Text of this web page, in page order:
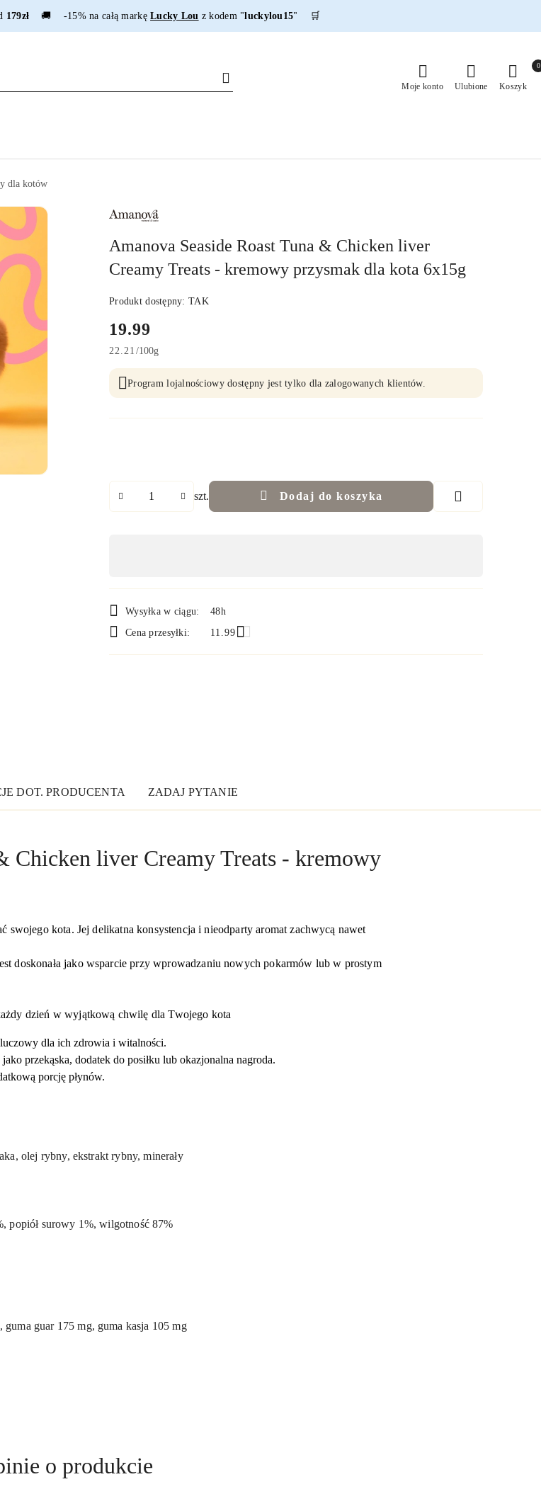
179zł 🚚 -15% na całą markęLucky Lou z kodem "luckylou15" 🛒
Moje konto Ulubione Koszyk
0
dla kotów
NAZWA
PRODUCENTA:
Amanova Seaside Roast Tuna & Chicken liver
Creamy Treats - kremowy przysmak dla kota 6x15g
Produkt dostępny:TAK
cena:
19.99
22.21 /100g
Program lojalnościowy dostępny jest tylko dla zalogowanych klientów.
szt. Dodaj do koszyka
płatność
i
dostawa
Wysyłka w ciągu:
48h
Cena przesyłki:
11.99
DOT. PRODUCENTA ZADAJ PYTANIE
Chicken liver Creamy Treats - kremowy
swojego kota. Jej delikatna konsystencja i nieodparty aromat zachwycą nawet
doskonała jako wsparcie przy wprowadzaniu nowych pokarmów lub w prostym
dzień w wyjątkową chwilę dla Twojego kota
dla ich zdrowia i witalności.
przekąska, dodatek do posiłku lub okazjonalna nagroda.
porcję płynów.
olej rybny, ekstrakt rybny, minerały
popiół surowy 1%, wilgotność 87%
guar 175 mg, guma kasja 105 mg
o produkcie